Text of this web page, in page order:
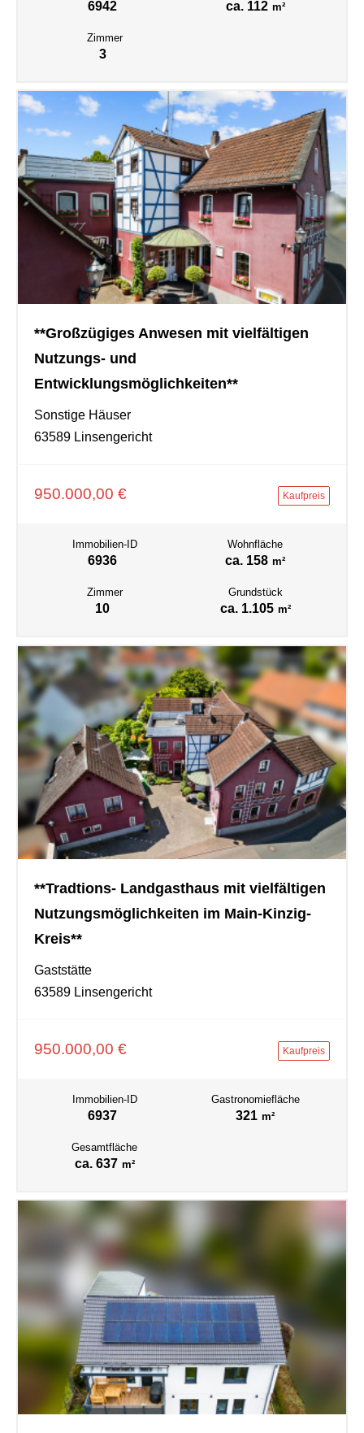
6942 ca. 112 m²
Zimmer
3
**Großzügiges Anwesen mit vielfältigen
Nutzungs- und
Entwicklungsmöglichkeiten**
Sonstige Häuser
63589 Linsengericht
950.000,00 € Kaufpreis
Immobilien-ID
6936
Wohnfläche
ca. 158 m²
Zimmer
10
Grundstück
ca. 1.105 m²
**Tradtions- Landgasthaus mit vielfältigen
Nutzungsmöglichkeiten im Main-Kinzig-
Kreis**
Gaststätte
63589 Linsengericht
950.000,00 € Kaufpreis
Immobilien-ID
6937
Gastronomiefläche
321 m²
Gesamtfläche
ca. 637 m²